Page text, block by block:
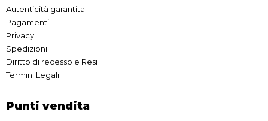
Autenticità garantita
Pagamenti
Privacy
Spedizioni
Diritto di recesso e Resi
Termini Legali
Punti vendita